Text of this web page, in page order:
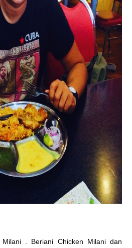
. Beriani Chicken Milani dan